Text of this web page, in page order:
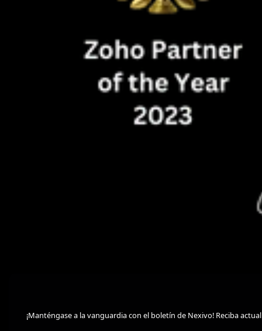
¡Manténgase a la vanguardia con el boletín de Nexivo! Reciba